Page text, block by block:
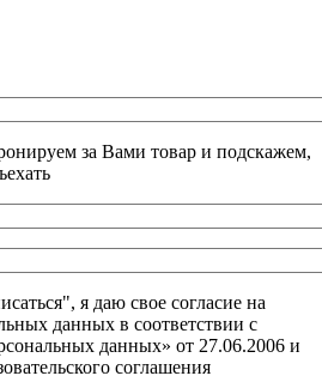
за Вами товар и подскажем,
я даю свое согласие на
данных в соответствии с
данных» от 27.06.2006 и
соглашения